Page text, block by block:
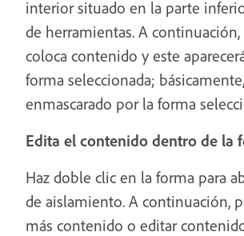
interior situado en la parte
de herramientas. A continuación,
coloca contenido y este
forma seleccionada;
enmascarado por la forma
Edita el contenido dentro de la
Haz doble clic en la forma para
de aislamiento. A continuación,
más contenido o editar